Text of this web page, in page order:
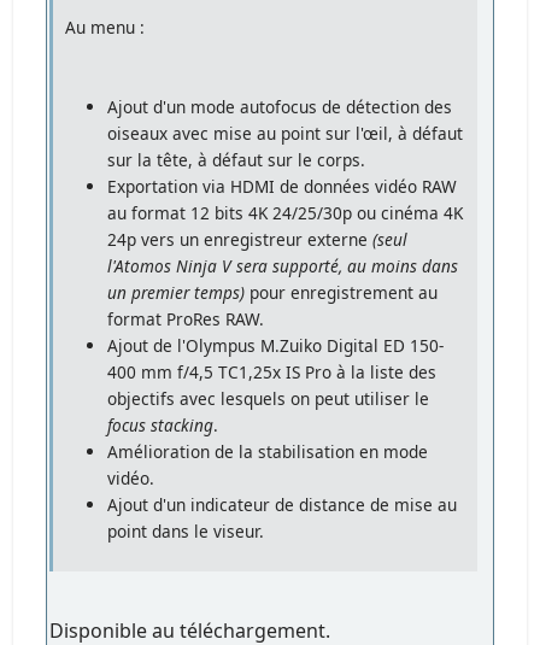
Au menu :
Ajout d'un mode autofocus de détection des
oiseaux avec mise au point sur l'œil, à défaut
sur la tête, à défaut sur le corps.
Exportation via HDMI de données vidéo RAW
au format 12 bits 4K 24/25/30p ou cinéma 4K
24p vers un enregistreur externe(seul
l'Atomos Ninja V sera supporté, au moins dans
un premier temps) pour enregistrement au
format ProRes RAW.
Ajout de l'Olympus M.Zuiko Digital ED 150-
400 mm f/4,5 TC1,25x IS Pro à la liste des
objectifs avec lesquels on peut utiliser le
focus stacking.
Amélioration de la stabilisation en mode
vidéo.
Ajout d'un indicateur de distance de mise au
point dans le viseur.
Disponible au téléchargement.